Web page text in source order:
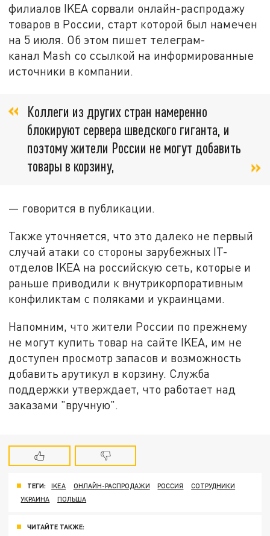
филиалов IKEA сорвали онлайн-распродажу
товаров в России, старт которой был намечен
на 5 июля. Об этом пишет телеграм-
канал Mash со ссылкой на информированные
источники в компании.
Коллеги из других стран намеренно
блокируют сервера шведского гиганта, и
поэтому жители России не могут добавить
товары в корзину,
— говорится в публикации.
Также уточняется, что это далеко не первый
случай атаки со стороны зарубежных IT-
отделов IKEA на российскую сеть, которые и
раньше приводили к внутрикорпоративным
конфиликтам с поляками и украинцами.
Напомним, что жители России по прежнему
не могут купить товар на сайте IKEA, им не
доступен просмотр запасов и возможность
добавить арутикул в корзину. Служба
поддержки утверждает, что работает над
заказами "вручную".
ТЕГИ: IKEA ОНЛАЙН-РАСПРОДАЖИ РОССИЯ
СОТРУДНИКИ
УКРАИНА
ПОЛЬША
ЧИТАЙТЕ ТАКЖЕ: